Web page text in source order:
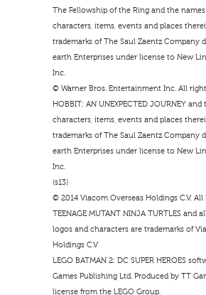
The Fellowship of the Ring and the
characters, items, events and places
trademarks of The Saul Zaentz Company
earth Enterprises under license to New
Inc.
© Warner Bros. Entertainment Inc. All
HOBBIT: AN UNEXPECTED JOURNEY
characters, items, events and places
trademarks of The Saul Zaentz Company
earth Enterprises under license to New
Inc.
(s13)
© 2014 Viacom Overseas Holdings C.V. All
TEENAGE MUTANT NINJA TURTLES and
logos and characters are trademarks of
Holdings C.V
LEGO BATMAN 2: DC SUPER HEROES
Games Publishing Ltd. Produced by TT
license from the LEGO Group.